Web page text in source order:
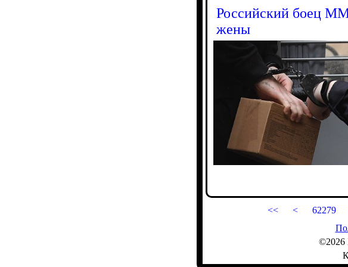
Российский боец
жены
<< < 62279
©2026